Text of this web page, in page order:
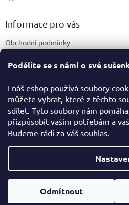
Podělíte se s námi o své
I náš eshop používá soubory
můžete vybrat, které z těchto
sdílet. Tyto soubory nám
přizpůsobit vašim potřebám a
Budeme rádi za váš souhlas.
Odmítnout
Informace pro vás
Obchodní podmínky
Certifikace a označení produktů
Facebook
Copyright 2026Destiny Pet Shop
Upravit